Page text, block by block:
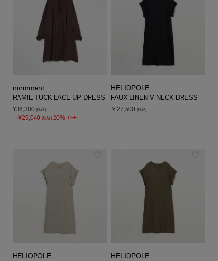
normment
RAMIE TUCK LACE UP DRESS
¥36,300 (税込)
→¥29,040 (税込) 20% OFF
HELIOPOLE
FAUX LINEN V NECK DRESS
￥27,500 (税込)
HELIOPOLE HELIOPOLE